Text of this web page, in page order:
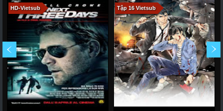
HD-Vietsub Tập 16 Vietsub